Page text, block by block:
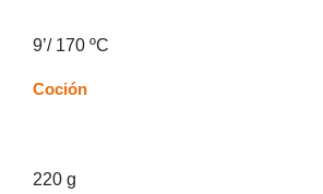
9’/ 170 ºC
Coción
220 g